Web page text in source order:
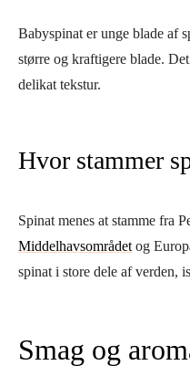
Babyspinat er unge blade af
større og kraftigere blade.
delikat tekstur.
Hvor stammer
Spinat menes at stamme fra
Middelhavsområdet og
spinat i store dele af verden,
Smag og